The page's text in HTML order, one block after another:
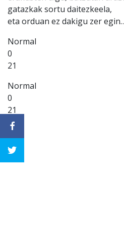
gatazkak sortu daitezkeela,
eta orduan ez dakigu zer
Normal
0
21
Normal
0
21